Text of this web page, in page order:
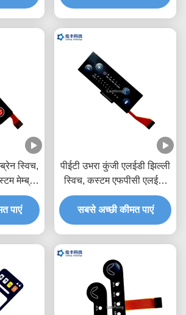
स्विच,
मेम्ब्रेन
पाएं
पीईटी उभरा कुंजी एलईडी झिल्ली
स्विच, कस्टम एफपीसी एलईडी
झिल्ली कीपैड
सबसे अच्छी कीमत पाएं